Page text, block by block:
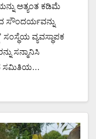
ಅತ್ಯಂತ ಕಡಿಮೆ
ಸೌಂದರ್ಯವನ್ನು
ವ್ಯವಸ್ಥಾಪಕ
ಸನ್ಮಾನಿಸಿ
ಸಮಿತಿಯ…